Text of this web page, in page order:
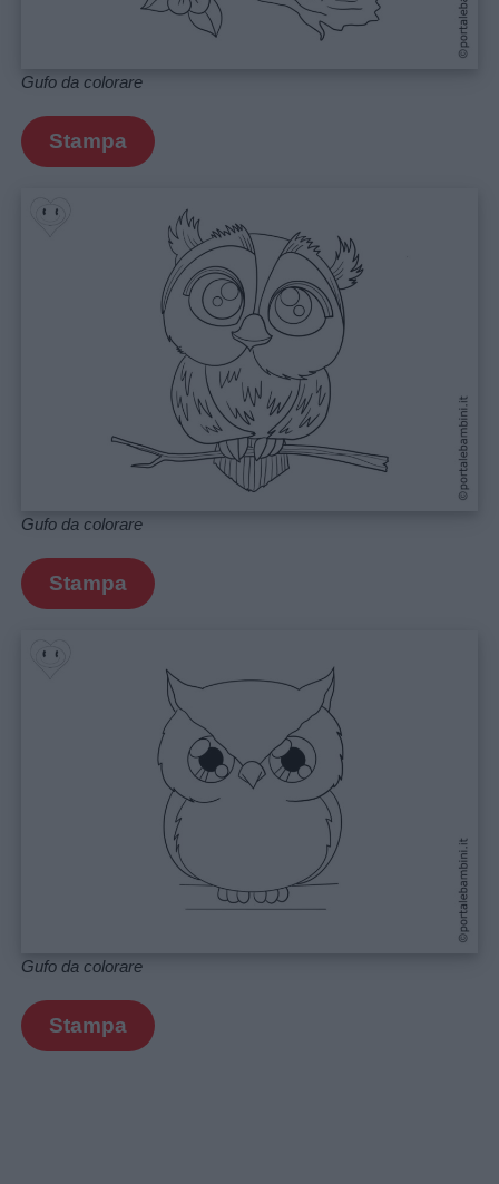
Gufo da colorare
Stampa
Gufo da colorare
Stampa
Gufo da colorare
Stampa